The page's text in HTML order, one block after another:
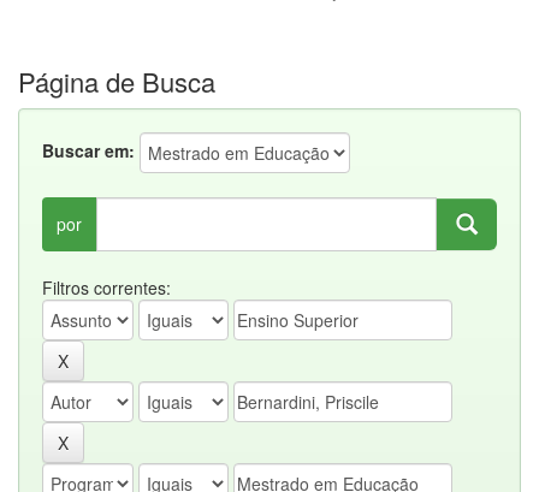
Página de Busca
Buscar em:
por
Filtros correntes: